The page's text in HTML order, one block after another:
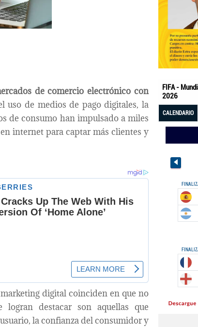
de comercio electrónico con
uso de medios de pago digitales, la
de consumo han impulsado a miles
internet para captar más clientes y
digital coinciden en que no
destacar son aquellas que
la confianza del consumidor y